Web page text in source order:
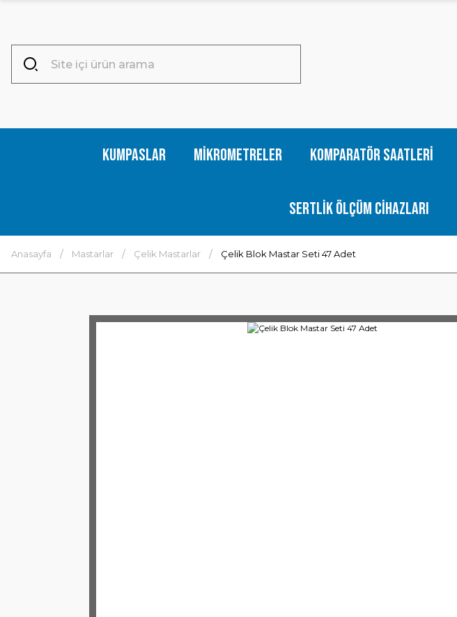
Kumpaslar Mikrometreler Komparatör Saatleri
Sertlik Ölçüm Cihazları
Anasayfa Mastarlar Çelik Mastarlar Çelik Blok Mastar Seti 47 Adet